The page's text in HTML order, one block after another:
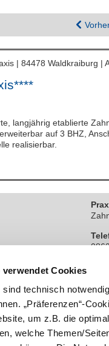
verwendet Cookies
sind technisch
„Präferenzen“-
um z.B. die
welche Themen/
| 84478 Waldkraiburg |
langjährig etablierte
auf 3 BHZ,
realisierbar.